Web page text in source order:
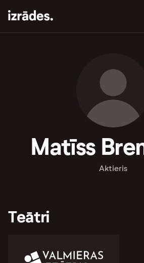
Matīss
Aktieris
Teātri